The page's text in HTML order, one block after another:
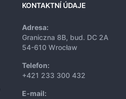
KONTAKTNÍ ÚDAJE
Adresa:
Graniczna 8B, bud. DC 2A
54-610 Wrocław
Telefon:
+421 233 300 432
E-mail: